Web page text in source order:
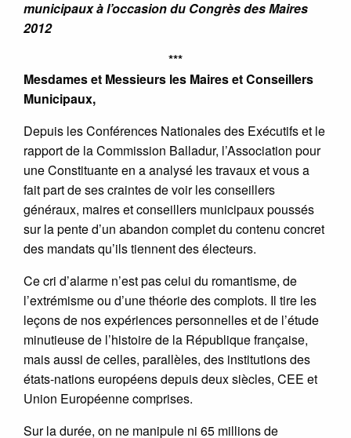
municipaux à l’occasion du Congrès des Maires
2012
***
Mesdames et Messieurs les Maires et Conseillers
Municipaux,
Depuis les Conférences Nationales des Exécutifs et le
rapport de la Commission Balladur, l’Association pour
une Constituante en a analysé les travaux et vous a
fait part de ses craintes de voir les conseillers
généraux, maires et conseillers municipaux poussés
sur la pente d’un abandon complet du contenu concret
des mandats qu’ils tiennent des électeurs.
Ce cri d’alarme n’est pas celui du romantisme, de
l’extrémisme ou d’une théorie des complots. Il tire les
leçons de nos expériences personnelles et de l’étude
minutieuse de l’histoire de la République française,
mais aussi de celles, parallèles, des institutions des
états-nations européens depuis deux siècles, CEE et
Union Européenne comprises.
Sur la durée, on ne manipule ni 65 millions de